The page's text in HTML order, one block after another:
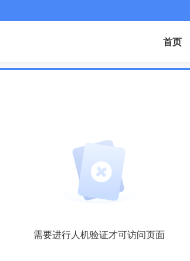
首页
需要进行人机验证才可访问页面